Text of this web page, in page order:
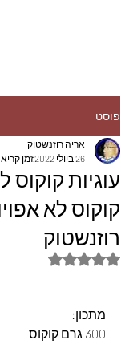
פוסט
עוגיות קוקוס
קוקוס לא
רוזנשטוק
אריה רוזנשטוק
26 ביולי 2022
זמן קריאה 1
דירוג של NaN מתוך 5 כוכבים
מתכון:
300 גרם קוקוס